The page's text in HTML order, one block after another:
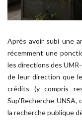
Après avoir subi une
récemment une
les directions des
de leur direction que
crédits (y compris
Sup’Recherche-
la recherche publique